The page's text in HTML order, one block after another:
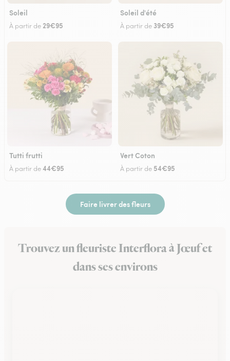
Soleil
À partir de29€95
Soleil d'été
À partir de 39€95
Tutti frutti
À partir de44€95
Vert Coton
À partir de 54€95
Faire livrer des fleurs
Trouvez un fleuriste Interflora à Jœuf et
dans ses environs